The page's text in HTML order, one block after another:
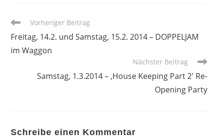
Weitere
ansehen
Vorheriger Beitrag
Freitag, 14.2. und Samstag, 15.2. 2014 – DOPPELJAM
im Waggon
Nächster Beitrag
Samstag, 1.3.2014 – ‚House Keeping Part 2′ Re-
Opening Party
Schreibe einen Kommentar